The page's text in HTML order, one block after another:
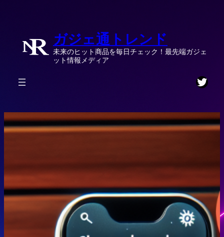
ガジェ通トレンド
未来のヒット商品を毎日チェック！最先端ガジェ
ット情報メディア